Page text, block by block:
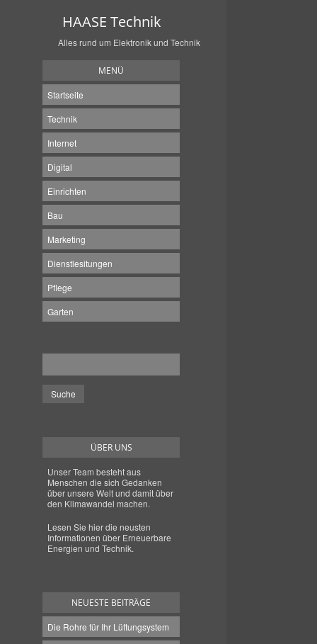
HAASE Technik
Alles rund um Elektronik und Technik
MENÜ
Startseite
Technik
Internet
Digital
Einrichten
Bau
Marketing
Dienstlesitungen
Pflege
Garten
ÜBER UNS
Unser Team besteht aus
Menschen die sich Gedanken
über unsere Welt und damit über
den Klimawandel machen.
Lesen Sie hier die neusten
Informationen über Erneuerbare
Energien und Technik.
NEUESTE BEITRÄGE
Die Rohre für Ihr Lüftungsystem